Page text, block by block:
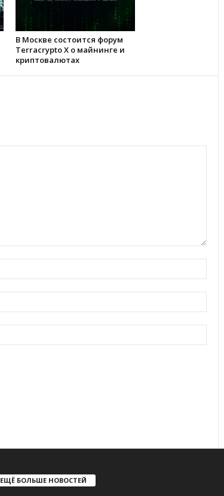
В Москве состоится форум
Terracrypto X о майнинге и
криптовалютах
ЕЩЁ БОЛЬШЕ НОВОСТЕЙ